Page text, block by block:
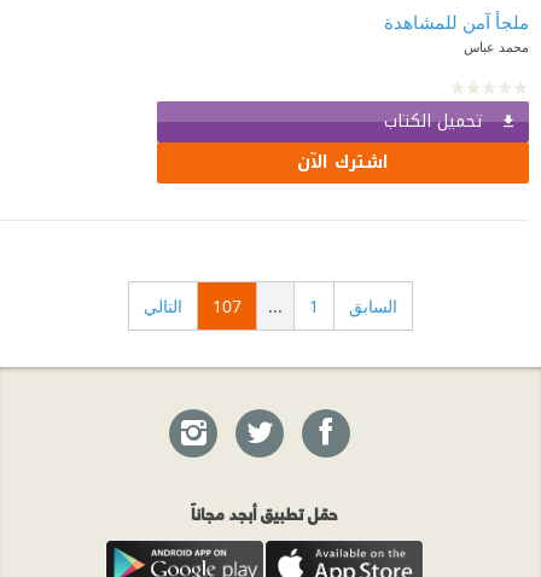
ملجأ آمن للمشاهدة
محمد عباس
تحميل الكتاب
اشترك الآن
السابق 1
...
107 التالي
حمّل تطبيق أبجد مجاناً